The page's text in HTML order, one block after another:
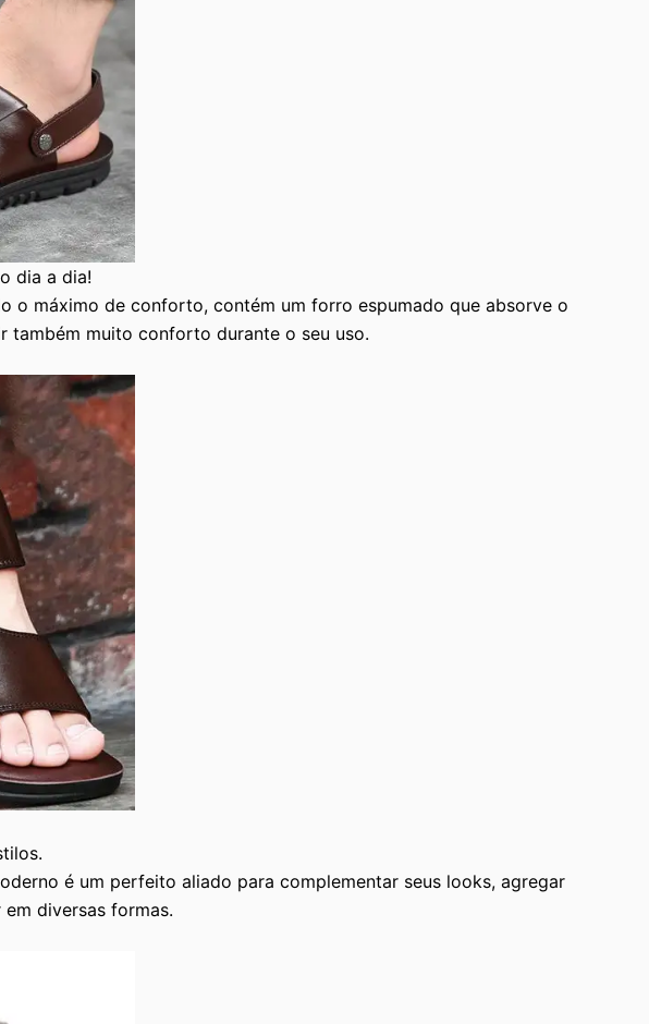
dia a dia!
o máximo de conforto, contém um forro espumado que absorve o
também muito conforto durante o seu uso.
é um perfeito aliado para complementar seus looks, agregar
diversas formas.